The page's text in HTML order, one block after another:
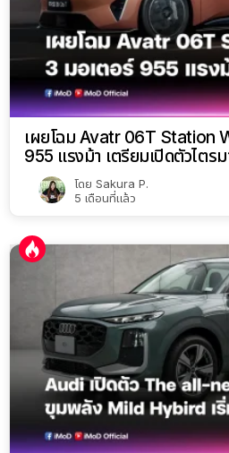
เผยโฉม Avatr 06T Station
955 แรงม้า เตรียมเปิดตัวไตร
โดย Sakura P.
5 เดือนที่แล้ว